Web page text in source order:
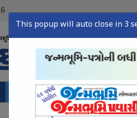
મુખ્ય સમાચાર ક્રાઇમ ન્યુઝ
This popup will auto close in 2